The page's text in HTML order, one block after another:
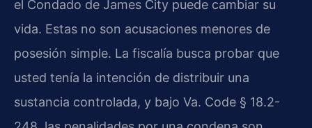
el Condado de James City puede cambiar su
vida. Estas no son acusaciones menores de
posesión simple. La fiscalía busca probar que
usted tenía la intención de distribuir una
sustancia controlada, y bajo Va. Code § 18.2-